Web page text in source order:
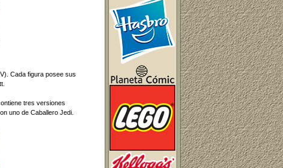
Cada figura posee sus
tres versiones
uno de Caballero Jedi.